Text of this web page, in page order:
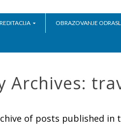
OBRAZOVANJE
Archives:
of posts published in